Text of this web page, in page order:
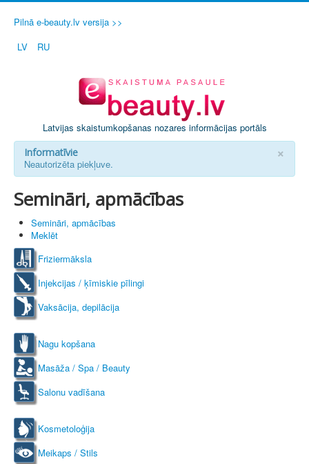
Pilnā e-beauty.lv versija >>
LV
RU
Latvijas skaistumkopšanas nozares informācijas portāls
×
Informatīvie
Neautorizēta piekļuve.
Semināri, apmācības
Semināri, apmācības
Meklēt
Friziermāksla
Injekcijas / ķīmiskie pīlingi
Vaksācija, depilācija
Nagu kopšana
Masāža / Spa / Beauty
Salonu vadīšana
Kosmetoloģija
Meikaps / Stils